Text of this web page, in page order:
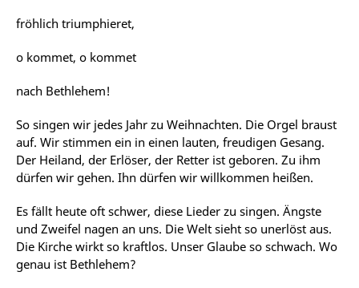
fröhlich triumphieret,
o kommet, o kommet
nach Bethlehem!
So singen wir jedes Jahr zu Weihnachten. Die Orgel braust
auf. Wir stimmen ein in einen lauten, freudigen Gesang.
Der Heiland, der Erlöser, der Retter ist geboren. Zu ihm
dürfen wir gehen. Ihn dürfen wir willkommen heißen.
Es fällt heute oft schwer, diese Lieder zu singen. Ängste
und Zweifel nagen an uns. Die Welt sieht so unerlöst aus.
Die Kirche wirkt so kraftlos. Unser Glaube so schwach. Wo
genau ist Bethlehem?